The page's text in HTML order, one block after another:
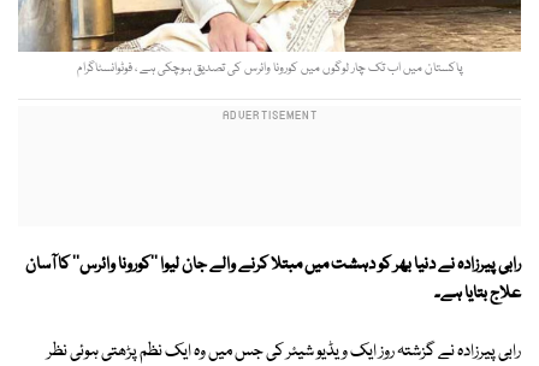
پاکستان میں اب تک چار لوگوں میں کورونا وائرس کی تصدیق ہوچکی ہے ، فوٹوانسٹاگرام
رابی پیرزادہ نے دنیا بھر کو دہشت میں مبتلا کرنے والے جان لیوا ''کورونا وائرس'' کا آسان
علاج بتایا ہے۔
رابی پیرزادہ نے گزشتہ روز ایک ویڈیو شیئر کی جس میں وہ ایک نظم پڑھتی ہوئی نظر